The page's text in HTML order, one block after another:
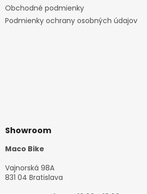
Obchodné podmienky
Podmienky ochrany osobných údajov
Showroom
Maco Bike
Vajnorská 98A
831 04 Bratislava